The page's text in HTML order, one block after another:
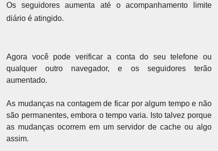
Os seguidores aumenta até o acompanhamento limite
diário é atingido.
Agora você pode verificar a conta do seu telefone ou
qualquer outro navegador, e os seguidores terão
aumentado.
As mudanças na contagem de ficar por algum tempo e não
são permanentes, embora o tempo varia. Isto talvez porque
as mudanças ocorrem em um servidor de cache ou algo
assim.